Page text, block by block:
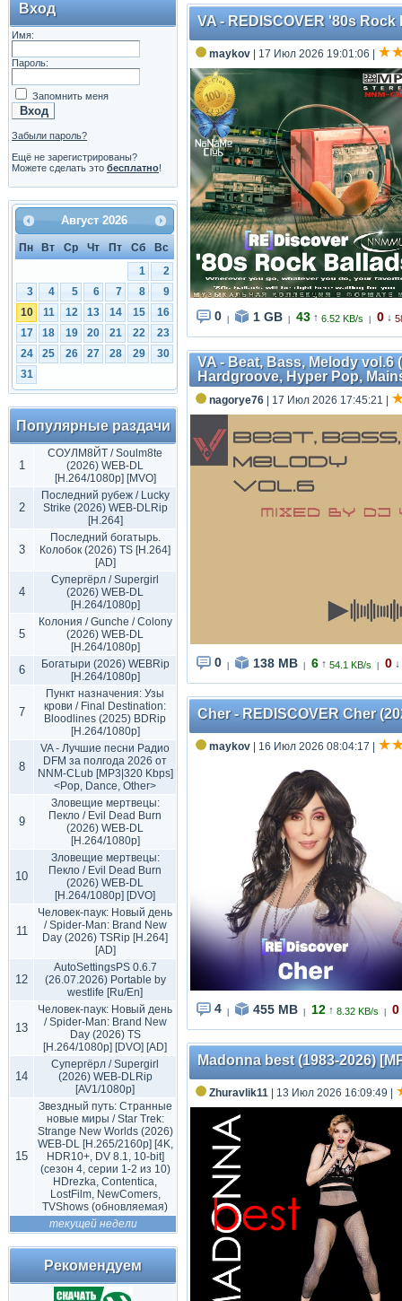
Вход
Имя:
Пароль:
Запомнить меня
Забыли пароль?
Ещё не зарегистрированы?
Можете сделать это бесплатно!
Август 2026
Пн Вт Ср Чт Пт Сб
Вс
1
2
3
4 5 6 7 8
9
10
11 12 13 14 15
16
17
18 19 20 21 22
23
24
25 26 27 28 29
30
31
Популярные раздачи
1
СОУЛМ8ЙТ / Soulm8te
(2026) WEB-DL
[H.264/1080p] [MVO]
2
Последний рубеж / Lucky
Strike (2026) WEB-DLRip
[H.264]
3
Последний богатырь.
Колобок (2026) TS [H.264]
[AD]
4
Супергёрл / Supergirl
(2026) WEB-DL
[H.264/1080p]
5
Колония / Gunche / Colony
(2026) WEB-DL
[H.264/1080p]
6
Богатыри (2026) WEBRip
[H.264/1080p]
7
Пункт назначения: Узы
крови / Final Destination:
Bloodlines (2025) BDRip
[H.264/1080p]
8
VA - Лучшие песни Радио
DFM за полгода 2026 от
NNM-CLub [MP3|320 Kbps]
<Pop, Dance, Other>
9
Зловещие мертвецы:
Пекло / Evil Dead Burn
(2026) WEB-DL
[H.264/1080p]
10
Зловещие мертвецы:
Пекло / Evil Dead Burn
(2026) WEB-DL
[H.264/1080p] [DVO]
11
Человек-паук: Новый день
/ Spider-Man: Brand New
Day (2026) TSRip [H.264]
[AD]
12
AutoSettingsPS 0.6.7
(26.07.2026) Portable by
westlife [Ru/En]
13
Человек-паук: Новый день
/ Spider-Man: Brand New
Day (2026) TS
[H.264/1080p] [DVO] [AD]
14
Супергёрл / Supergirl
(2026) WEB-DLRip
[AV1/1080p]
15
Звездный путь: Странные
новые миры / Star Trek:
Strange New Worlds (2026)
WEB-DL [H.265/2160p] [4K,
HDR10+, DV 8.1, 10-bit]
(сезон 4, серии 1-2 из 10)
HDrezka, Contentica,
LostFilm, NewComers,
TVShows (обновляемая)
текущей недели
Рекомендуем
VA - REDISCOVER '80s
maykov | 17 Июл 2026 19:01:06
0 1 GB 43 ↑ 6.52 KB/s 0 ↓
VA - Beat, Bass, Melody vol.6
Hardgroove, Hyper Pop,
nagorye76 | 17 Июл 2026 17:45:21
0 138 MB 6 ↑ 54.1 KB/s 0 ↓
Cher - REDISCOVER Cher
maykov | 16 Июл 2026 08:04:17
4 455 MB 12 ↑ 8.32 KB/s 0
Madonna best (1983-2026)
Zhuravlik11 | 13 Июл 2026 16:09:49